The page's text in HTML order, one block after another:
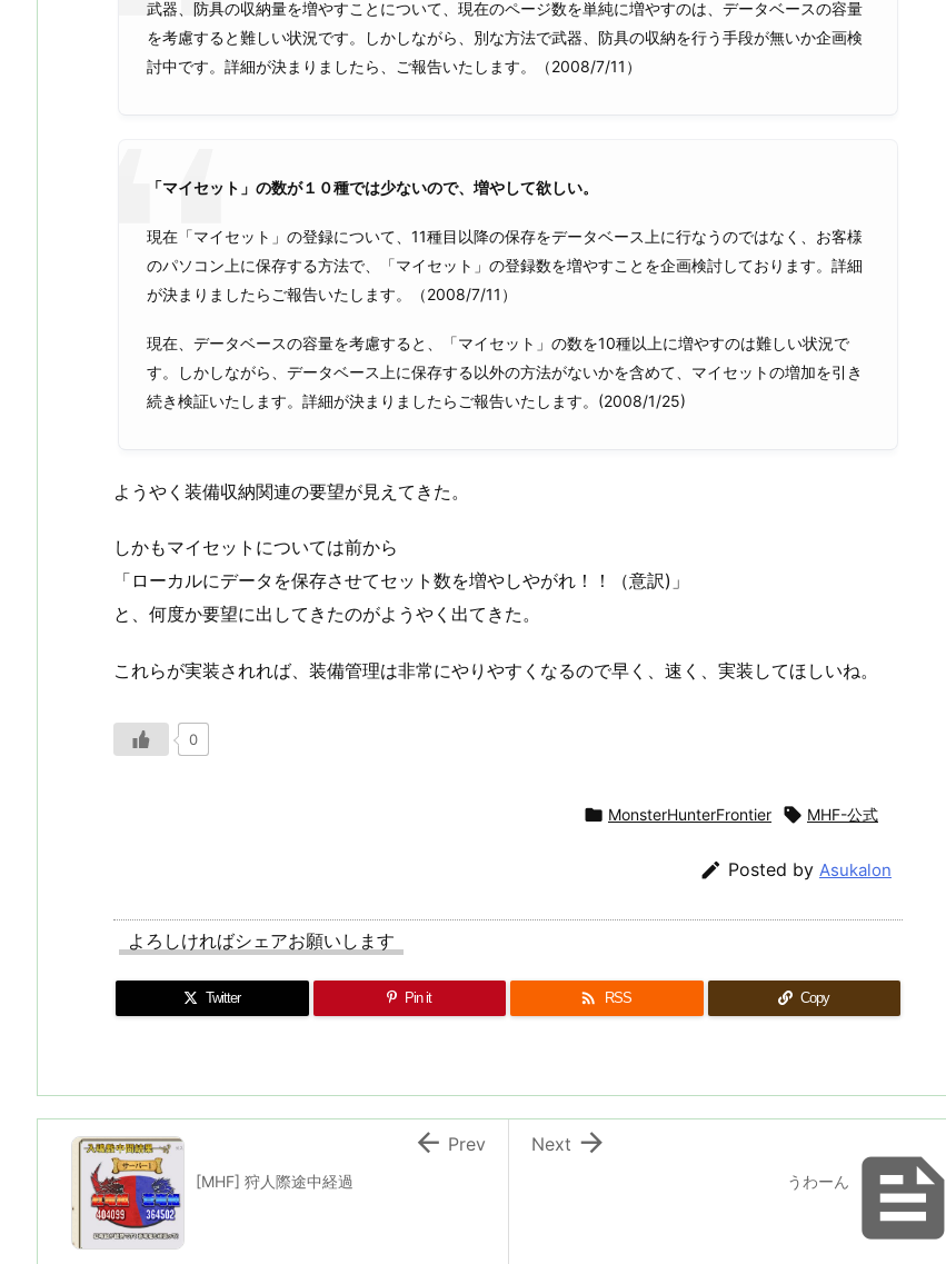
武器、防具の収納量を増やすことについて、現在のページ数を単純に増やすのは、データベースの容量
を考慮すると難しい状況です。しかしながら、別な方法で武器、防具の収納を行う手段が無いか企画検
討中です。詳細が決まりましたら、ご報告いたします。（2008/7/11）
「マイセット」の数が１０種では少ないので、増やして欲しい。
現在「マイセット」の登録について、11種目以降の保存をデータベース上に行なうのではなく、お客様
のパソコン上に保存する方法で、「マイセット」の登録数を増やすことを企画検討しております。詳細
が決まりましたらご報告いたします。（2008/7/11）
現在、データベースの容量を考慮すると、「マイセット」の数を10種以上に増やすのは難しい状況で
す。しかしながら、データベース上に保存する以外の方法がないかを含めて、マイセットの増加を引き
続き検証いたします。詳細が決まりましたらご報告いたします。(2008/1/25)
ようやく装備収納関連の要望が見えてきた。
しかもマイセットについては前から
「ローカルにデータを保存させてセット数を増やしやがれ！！（意訳)」
と、何度か要望に出してきたのがようやく出てきた。
これらが実装されれば、装備管理は非常にやりやすくなるので早く、速く、実装してほしいね。
0
 MonsterHunterFrontier  MHF-公式
 Posted by Asukalon
よろしければシェアお願いします
Twitter Pin it  RSS Copy

うわーん

Next
[MHF] 狩人際途中経過
 Prev